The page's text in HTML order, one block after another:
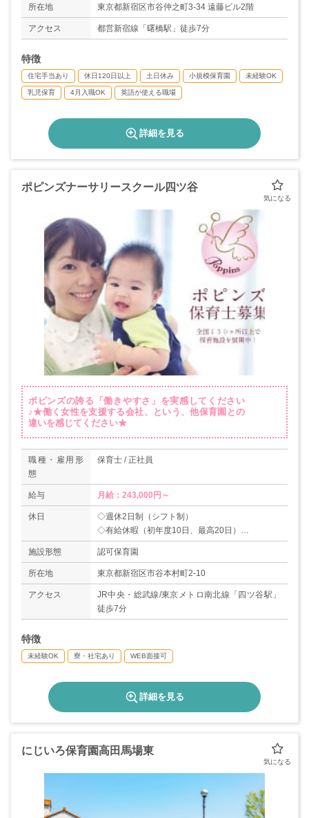
績あり）
＊年間休日数121日
～お子様の行事、親御さんの介護などによる
所在地 東京都新宿区市谷仲之町3-34 遠藤ビル2階
アクセス 都営新宿線「曙橋駅」徒歩7分
特徴
住宅手当あり 休日120日以上 土日休み 小規模保育園 未経験OK
乳児保育 4月入職OK 英語が使える職場
詳細を見る
ポピンズナーサリースクール四ツ谷
ポピンズの誇る「働きやすさ」を実感してください
♪★働く女性を支援する会社、という、他保育園との
違いを感じてください★
職種・雇用形
態
保育士 / 正社員
給与 月給：243,000円～
休日
◇週休2日制（シフト制）
◇有給休暇（初年度10日、最高20日）
◇年末年始・夏季休暇（正社員3～4日）、特別休
暇
◇育児・介護休職制度
施設形態 認可保育園
所在地 東京都新宿区市谷本村町2-10
アクセス
JR中央・総武線/東京メトロ南北線「四ツ谷駅」
徒歩7分
特徴
未経験OK 寮・社宅あり WEB面接可
詳細を見る
にじいろ保育園高田馬場東